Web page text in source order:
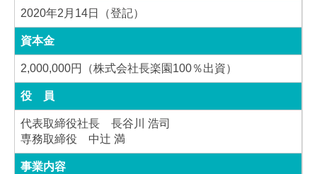
2020年2月14日（登記）
資本金
2,000,000円（株式会社長楽園100％出資）
役 員
代表取締役社長 長谷川 浩司
専務取締役 中辻 満
事業内容